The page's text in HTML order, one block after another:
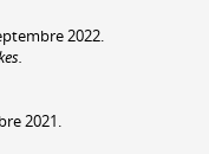
2022.
2021.